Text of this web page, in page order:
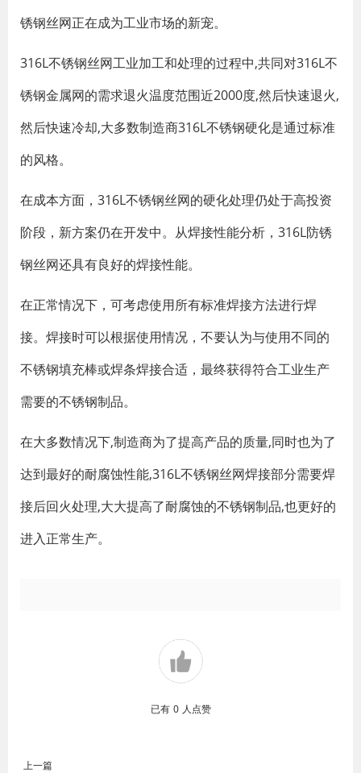
锈钢丝网正在成为工业市场的新宠。
316L不锈钢丝网工业加工和处理的过程中,共同对316L不
锈钢金属网的需求退火温度范围近2000度,然后快速退火,
然后快速冷却,大多数制造商316L不锈钢硬化是通过标准
的风格。
在成本方面，316L不锈钢丝网的硬化处理仍处于高投资
阶段，新方案仍在开发中。从焊接性能分析，316L防锈
钢丝网还具有良好的焊接性能。
在正常情况下，可考虑使用所有标准焊接方法进行焊
接。焊接时可以根据使用情况，不要认为与使用不同的
不锈钢填充棒或焊条焊接合适，最终获得符合工业生产
需要的不锈钢制品。
在大多数情况下,制造商为了提高产品的质量,同时也为了
达到最好的耐腐蚀性能,316L不锈钢丝网焊接部分需要焊
接后回火处理,大大提高了耐腐蚀的不锈钢制品,也更好的
进入正常生产。
已有 0 人点赞
上一篇